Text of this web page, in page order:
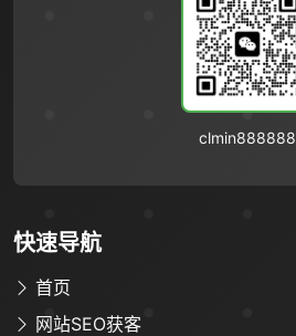
clmin888888
快速导航
首页
网站SEO获客